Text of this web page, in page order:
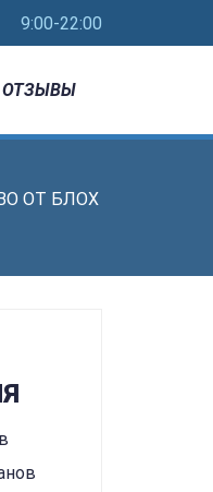
9:00-22:00
ОТЗЫВЫ
ОТ БЛОХ